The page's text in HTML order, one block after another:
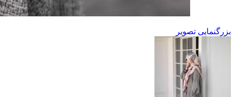
بزرگنمایی تصویر